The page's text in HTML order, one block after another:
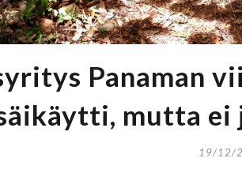
Panaman
mutta
19/12/